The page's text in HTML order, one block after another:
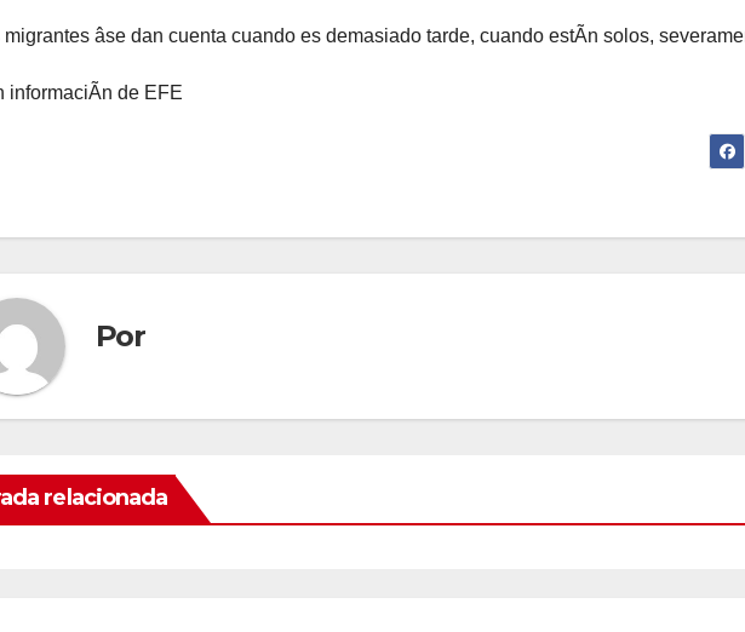
migrantes âse dan cuenta cuando es demasiado tarde, cuando estÃn solos,
informaciÃn de EFE
Por
relacionada